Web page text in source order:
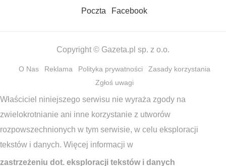
Poczta Facebook
Copyright © Gazeta.pl sp. z o.o.
O Nas Reklama Polityka prywatności
Zasady korzystania
Zgłoś uwagi
Właściciel niniejszego serwisu nie wyraża zgody na
zwielokrotnianie ani inne korzystanie z utworów
rozpowszechnionych w tym serwisie, w celu eksploracji
tekstów i danych. Więcej informacji w
zastrzeżeniu dot. eksploracji tekstów i danych